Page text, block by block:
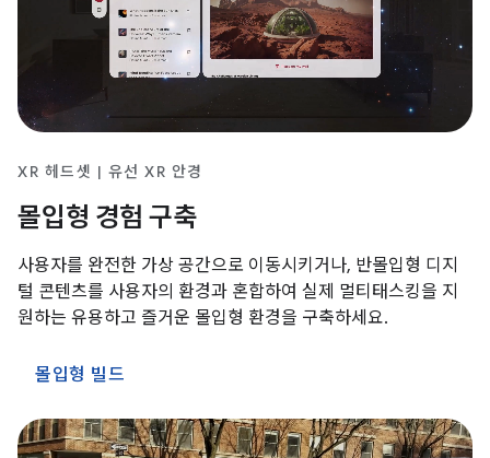
XR 헤드셋 | 유선 XR 안경
몰입형 경험 구축
사용자를 완전한 가상 공간으로 이동시키거나, 반몰입형 디지
털 콘텐츠를 사용자의 환경과 혼합하여 실제 멀티태스킹을 지
원하는 유용하고 즐거운 몰입형 환경을 구축하세요.
몰입형 빌드